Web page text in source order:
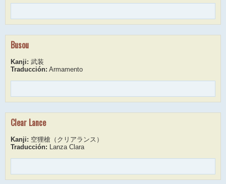
Busou
Kanji: 武装
Traducción: Armamento
Clear Lance
Kanji: 空狸槍（クリアランス）
Traducción: Lanza Clara